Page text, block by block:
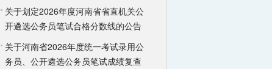
关于划定2026年度河南省省直机关公
开遴选公务员笔试合格分数线的公告
关于河南省2026年度统一考试录用公
务员、公开遴选公务员笔试成绩复查